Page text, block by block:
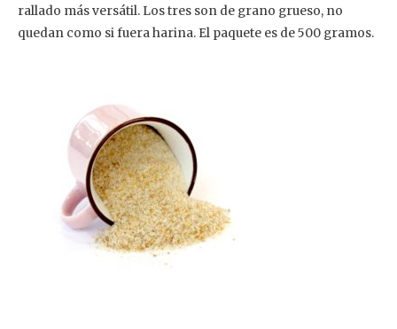
rallado más versátil. Los tres son de grano grueso, no
quedan como si fuera harina. El paquete es de 500 gramos.